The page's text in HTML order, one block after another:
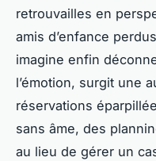
retrouvailles en
amis d’enfance
imagine enfin
l’émotion, surgit une
réservations
sans âme, des
au lieu de gérer un